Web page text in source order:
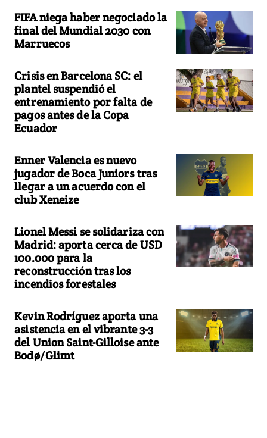
FIFA niega haber negociado la
final del Mundial 2030 con
Marruecos
Crisis en Barcelona SC: el
plantel suspendió el
entrenamiento por falta de
pagos antes de la Copa
Ecuador
Enner Valencia es nuevo
jugador de Boca Juniors tras
llegar a un acuerdo con el
club Xeneize
Lionel Messi se solidariza con
Madrid: aporta cerca de USD
100.000 para la
reconstrucción tras los
incendios forestales
Kevin Rodríguez aporta una
asistencia en el vibrante 3-3
del Union Saint-Gilloise ante
Bodø/Glimt